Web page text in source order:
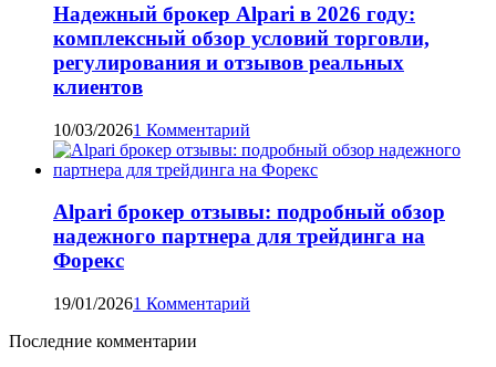
Надежный брокер Alpari в 2026 году:
комплексный обзор условий торговли,
регулирования и отзывов реальных
клиентов
10/03/20261 Комментарий
Alpari брокер отзывы: подробный обзор
надежного партнера для трейдинга на
Форекс
19/01/20261 Комментарий
Последние комментарии